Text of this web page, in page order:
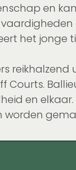
en
het jonge
Courts.
en
worden